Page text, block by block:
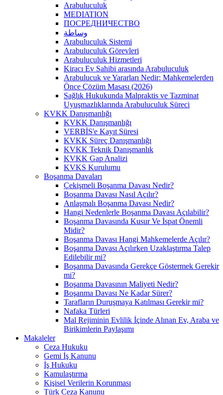
Arabuluculuk
MEDIATION
ПОСРЕДНИЧЕСТВО
وساطة
Arabuluculuk Sistemi
Arabuluculuk Görevleri
Arabuluculuk Hizmetleri
Kiracı Ev Sahibi arasında Arabuluculuk
Arabulucuk ve Yararları Nedir: Mahkemelerden
Önce Çözüm Masası (2026)
Sağlık Hukukunda Malpraktis ve Tazminat
Uyuşmazlıklarında Arabuluculuk Süreci
KVKK Danışmanlığı
KVKK Danışmanlığı
VERBİS'e Kayıt Süresi
KVKK Süreç Danışmanlığı
KVKK Teknik Danışmanlık
KVKK Gap Analizi
KVKS Kurulumu
Boşanma Davaları
Çekişmeli Boşanma Davası Nedir?
Boşanma Davası Nasıl Açılır?
Anlaşmalı Boşanma Davası Nedir?
Hangi Nedenlerle Boşanma Davası Açılabilir?
Boşanma Davasında Kusur Ve İspat Önemli
Midir?
Boşanma Davası Hangi Mahkemelerde Açılır?
Boşanma Davası Açılırken Uzaklaştırma Talep
Edilebilir mi?
Boşanma Davasında Gerekçe Göstermek Gerekir
mi?
Boşanma Davasının Maliyeti Nedir?
Boşanma Davası Ne Kadar Sürer?
Tarafların Duruşmaya Katılması Gerekir mi?
Nafaka Türleri
Mal Rejiminin Evlilik İçinde Alınan Ev, Araba ve
Birikimlerin Paylaşımı
Makaleler
Ceza Hukuku
Gemi İş Kanunu
İş Hukuku
Kamulaştırma
Kişisel Verilerin Korunması
Türk Ceza Kanunu